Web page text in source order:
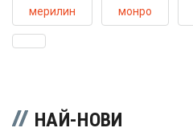
мерилин монро
НАЙ-НОВИ